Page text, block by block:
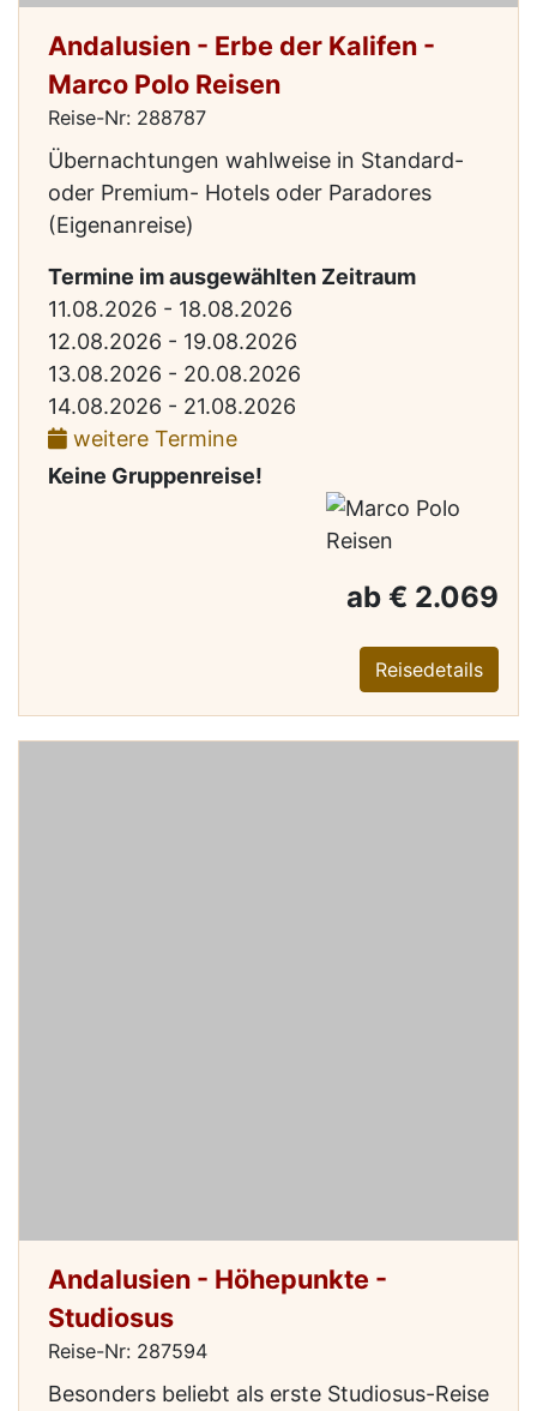
Andalusien - Erbe der Kalifen -
Marco Polo Reisen
Reise-Nr: 288787
Übernachtungen wahlweise in Standard-
oder Premium- Hotels oder Paradores
(Eigenanreise)
Termine im ausgewählten Zeitraum
11.08.2026 - 18.08.2026
12.08.2026 - 19.08.2026
13.08.2026 - 20.08.2026
14.08.2026 - 21.08.2026
weitere Termine
Keine Gruppenreise!
ab € 2.069
Reisedetails
Andalusien - Höhepunkte -
Studiosus
Reise-Nr: 287594
Besonders beliebt als erste Studiosus-Reise